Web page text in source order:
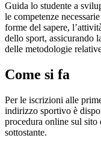
Guida lo studente a
le competenze
forme del sapere,
dello sport, assicurando
delle metodologie
Come si fa
Per le iscrizioni alle
indirizzo sportivo è
procedura online sul
sottostante.